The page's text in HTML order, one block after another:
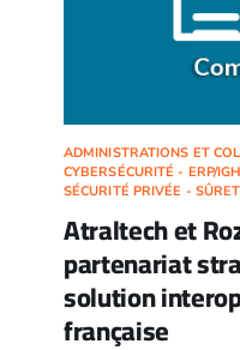
ADMINISTRATIONS ET
CYBERSÉCURITÉ - ERP/
SÉCURITÉ PRIVÉE -
Atraltech et
partenariat
solution
française